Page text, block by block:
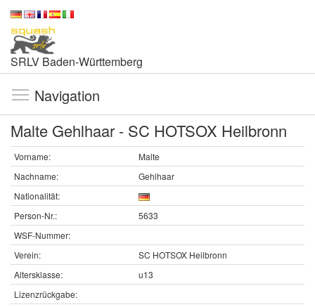
SRLV Baden-Württemberg
Navigation
Malte Gehlhaar - SC HOTSOX Heilbronn
Vorname:
Malte
Nachname:
Gehlhaar
Nationalität:
Person-Nr.:
5633
WSF-Nummer:
Verein:
SC HOTSOX Heilbronn
Altersklasse:
u13
Lizenzrückgabe: